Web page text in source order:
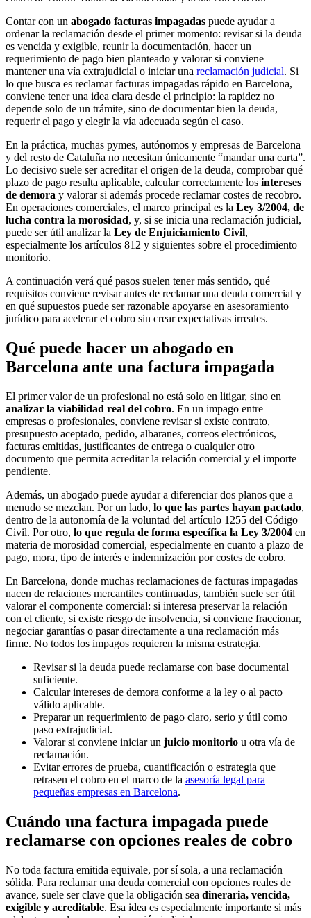
Contar con un abogado facturas impagadas puede ayudar a
ordenar la reclamación desde el primer momento: revisar si la deuda
es vencida y exigible, reunir la documentación, hacer un
requerimiento de pago bien planteado y valorar si conviene
mantener una vía extrajudicial o iniciar una reclamación judicial. Si
lo que busca es reclamar facturas impagadas rápido en Barcelona,
conviene tener una idea clara desde el principio: la rapidez no
depende solo de un trámite, sino de documentar bien la deuda,
requerir el pago y elegir la vía adecuada según el caso.
En la práctica, muchas pymes, autónomos y empresas de Barcelona
y del resto de Cataluña no necesitan únicamente “mandar una carta”.
Lo decisivo suele ser acreditar el origen de la deuda, comprobar qué
plazo de pago resulta aplicable, calcular correctamente los intereses
de demora y valorar si además procede reclamar costes de recobro.
En operaciones comerciales, el marco principal es la Ley 3/2004, de
lucha contra la morosidad, y, si se inicia una reclamación judicial,
puede ser útil analizar la Ley de Enjuiciamiento Civil,
especialmente los artículos 812 y siguientes sobre el procedimiento
monitorio.
A continuación verá qué pasos suelen tener más sentido, qué
requisitos conviene revisar antes de reclamar una deuda comercial y
en qué supuestos puede ser razonable apoyarse en asesoramiento
jurídico para acelerar el cobro sin crear expectativas irreales.
Qué puede hacer un abogado en
Barcelona ante una factura impagada
El primer valor de un profesional no está solo en litigar, sino en
analizar la viabilidad real del cobro. En un impago entre
empresas o profesionales, conviene revisar si existe contrato,
presupuesto aceptado, pedido, albaranes, correos electrónicos,
facturas emitidas, justificantes de entrega o cualquier otro
documento que permita acreditar la relación comercial y el importe
pendiente.
Además, un abogado puede ayudar a diferenciar dos planos que a
menudo se mezclan. Por un lado, lo que las partes hayan pactado,
dentro de la autonomía de la voluntad del artículo 1255 del Código
Civil. Por otro, lo que regula de forma específica la Ley 3/2004 en
materia de morosidad comercial, especialmente en cuanto a plazo de
pago, mora, tipo de interés e indemnización por costes de cobro.
En Barcelona, donde muchas reclamaciones de facturas impagadas
nacen de relaciones mercantiles continuadas, también suele ser útil
valorar el componente comercial: si interesa preservar la relación
con el cliente, si existe riesgo de insolvencia, si conviene fraccionar,
negociar garantías o pasar directamente a una reclamación más
firme. No todos los impagos requieren la misma estrategia.
Revisar si la deuda puede reclamarse con base documental
suficiente.
Calcular intereses de demora conforme a la ley o al pacto
válido aplicable.
Preparar un requerimiento de pago claro, serio y útil como
paso extrajudicial.
Valorar si conviene iniciar un juicio monitorio u otra vía de
reclamación.
Evitar errores de prueba, cuantificación o estrategia que
retrasen el cobro en el marco de la asesoría legal para
pequeñas empresas en Barcelona.
Cuándo una factura impagada puede
reclamarse con opciones reales de cobro
No toda factura emitida equivale, por sí sola, a una reclamación
sólida. Para reclamar una deuda comercial con opciones reales de
avance, suele ser clave que la obligación sea dineraria, vencida,
exigible y acreditable. Esa idea es especialmente importante si más